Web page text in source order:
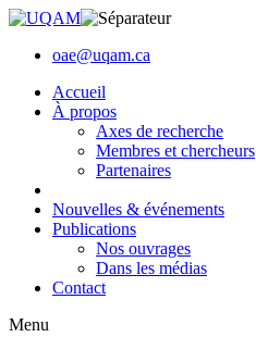
oae@uqam.ca
Accueil
À propos
Axes de recherche
Membres et chercheurs
Partenaires
Nouvelles & événements
Publications
Nos ouvrages
Dans les médias
Contact
Menu